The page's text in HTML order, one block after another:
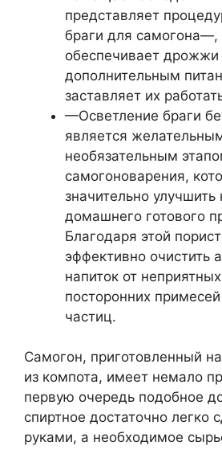
представляет
браги для самогона—,
обеспечивает дрожжи
дополнительным
заставляет их
—Осветление браги
является
необязательным
самогоноварения,
значительно улучшить
домашнего готового
Благодаря этой
эффективно очистить
напиток от
посторонних
частиц.
Самогон, приготовленный
из компота, имеет немало
первую очередь подобное
спиртное достаточно легко
руками, а необходимое